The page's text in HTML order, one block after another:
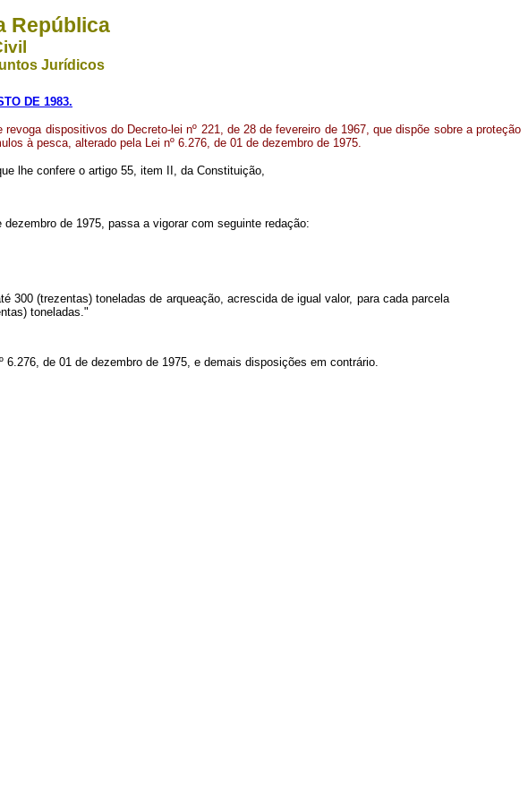
República
Jurídicos
DE 1983.
revoga dispositivos do Decreto-lei nº 221, de 28 de fevereiro de 1967, que dispõe sobre a proteção
à pesca, alterado pela Lei nº 6.276, de 01 de dezembro de 1975.
lhe confere o artigo 55, item II, da Constituição,
dezembro de 1975, passa a vigorar com seguinte redação:
300 (trezentas) toneladas de arqueação, acrescida de igual valor, para cada parcela
toneladas."
6.276, de 01 de dezembro de 1975, e demais disposições em contrário.